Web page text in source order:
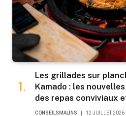
Les grillades sur
Kamado : les
des repas conviviaux
CONSEILSMALINS 12 JUILLET 2026